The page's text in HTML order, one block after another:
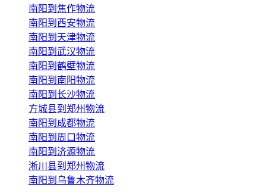
南阳到焦作物流
南阳到西安物流
南阳到天津物流
南阳到武汉物流
南阳到鹤壁物流
南阳到南阳物流
南阳到长沙物流
方城县到郑州物流
南阳到成都物流
南阳到周口物流
南阳到济源物流
淅川县到郑州物流
南阳到乌鲁木齐物流